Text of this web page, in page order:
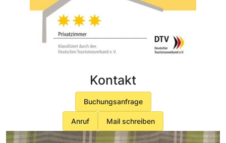
Kontakt
Buchungsanfrage
Anruf Mail schreiben